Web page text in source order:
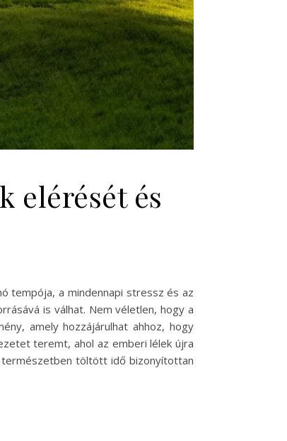
elérését és
tempója, a mindennapi stressz és az
is válhat. Nem véletlen, hogy a
amely hozzájárulhat ahhoz, hogy
teremt, ahol az emberi lélek újra
természetben töltött idő bizonyítottan